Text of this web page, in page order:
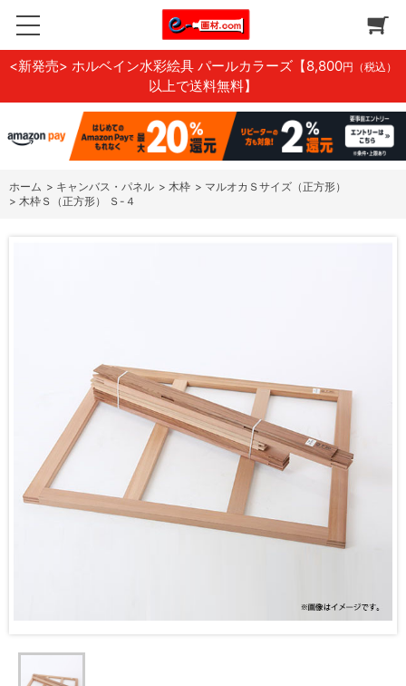
<新発売> ホルベイン水彩絵具 パールカラーズ 【8,800円（税込）
以上で送料無料】
ホーム > キャンバス・パネル > 木枠 > マルオカＳサイズ（正方形）
> 木枠Ｓ（正方形） Ｓ-４